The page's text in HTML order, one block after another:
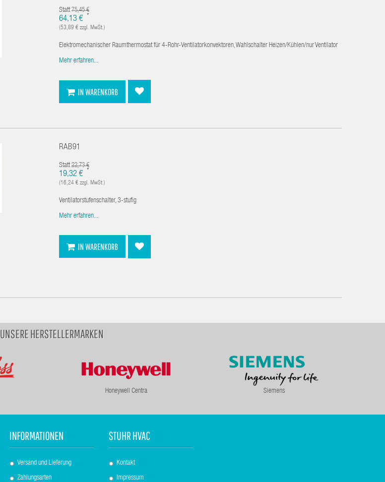
Statt75,45 €
64,13 € *
(53,89 € zzgl. MwSt.)
Elektromechanischer Raumthermostat für 4-Rohr-Ventilatorkonvektoren, Wahlschalter Heizen/Kühlen/nur Ventilator
Mehr erfahren...
IN WARENKORB
RAB91
Statt22,73 €
19,32 € *
(16,24 € zzgl. MwSt.)
Ventilatorstufenschalter, 3-stufig
Mehr erfahren...
IN WARENKORB
UNSERE HERSTELLERMARKEN
Honeywell Centra Siemens
INFORMATIONEN
Versand und Lieferung
Zahlungsarten
STUHR HVAC
Kontakt
Impressum